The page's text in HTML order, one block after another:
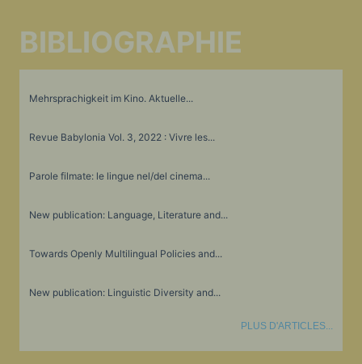
BIBLIOGRAPHIE
Mehrsprachigkeit im Kino. Aktuelle...
Revue Babylonia Vol. 3, 2022 : Vivre les...
Parole filmate: le lingue nel/del cinema...
New publication: Language, Literature and...
Towards Openly Multilingual Policies and...
New publication: Linguistic Diversity and...
PLUS D'ARTICLES...